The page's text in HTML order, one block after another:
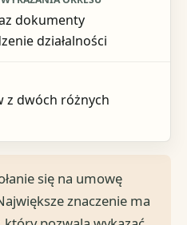
dokumenty
działalności
z dwóch różnych
się na umowę
znaczenie ma